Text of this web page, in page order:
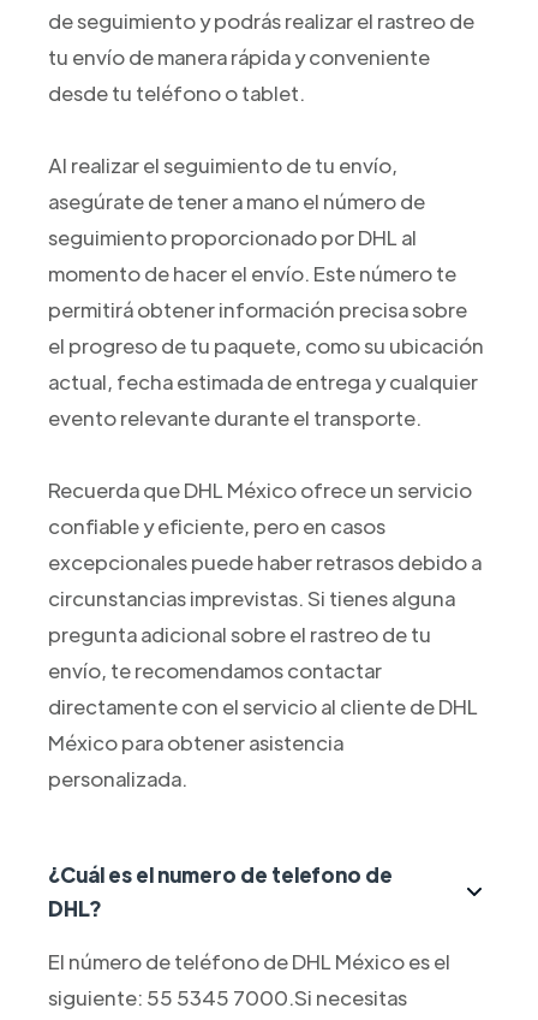
de seguimiento y podrás realizar el rastreo de
tu envío de manera rápida y conveniente
desde tu teléfono o tablet.
Al realizar el seguimiento de tu envío,
asegúrate de tener a mano el número de
seguimiento proporcionado por DHL al
momento de hacer el envío. Este número te
permitirá obtener información precisa sobre
el progreso de tu paquete, como su ubicación
actual, fecha estimada de entrega y cualquier
evento relevante durante el transporte.
Recuerda que DHL México ofrece un servicio
confiable y eficiente, pero en casos
excepcionales puede haber retrasos debido a
circunstancias imprevistas. Si tienes alguna
pregunta adicional sobre el rastreo de tu
envío, te recomendamos contactar
directamente con el servicio al cliente de DHL
México para obtener asistencia
personalizada.
¿Cuál es el numero de telefono de
DHL?
El número de teléfono de DHL México es el
siguiente: 55 5345 7000.Si necesitas